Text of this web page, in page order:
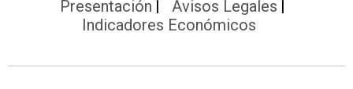
Presentación
Avisos Legales
Indicadores Económicos